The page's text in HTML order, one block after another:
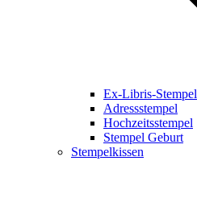
Ex-Libris-Stempel
Adressstempel
Hochzeitsstempel
Stempel Geburt
Stempelkissen